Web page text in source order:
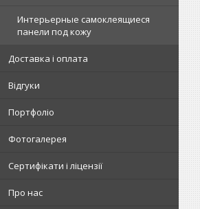
Интерьерные самоклеящиеся
панели под кожу
Доставка і оплата
Відгуки
Портфоліо
Фотогалерея
Сертифікати і ліцензії
Про нас